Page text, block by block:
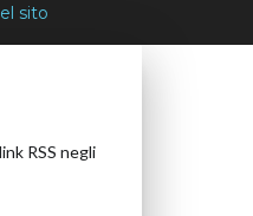
sito
RSS negli